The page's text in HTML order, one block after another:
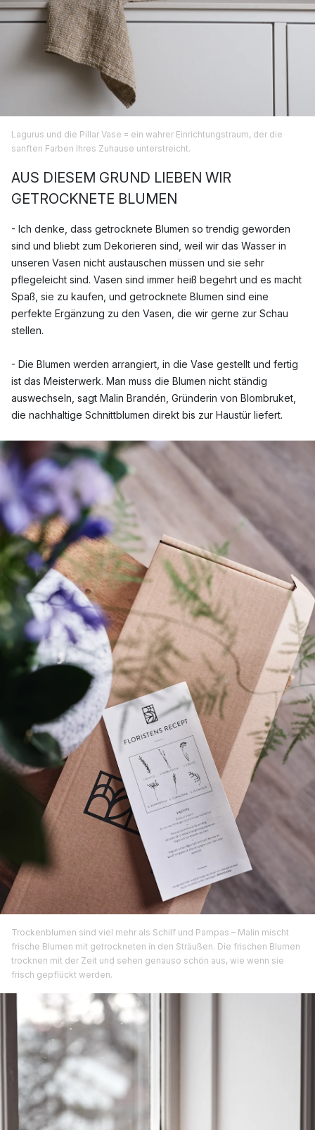
Lagurus und die Pillar Vase = ein wahrer Einrichtungstraum, der die
sanften Farben Ihres Zuhause unterstreicht.
AUS DIESEM GRUND LIEBEN WIR
GETROCKNETE BLUMEN
- Ich denke, dass getrocknete Blumen so trendig geworden
sind und bliebt zum Dekorieren sind, weil wir das Wasser in
unseren Vasen nicht austauschen müssen und sie sehr
pflegeleicht sind. Vasen sind immer heiß begehrt und es macht
Spaß, sie zu kaufen, und getrocknete Blumen sind eine
perfekte Ergänzung zu den Vasen, die wir gerne zur Schau
stellen.
- Die Blumen werden arrangiert, in die Vase gestellt und fertig
ist das Meisterwerk. Man muss die Blumen nicht ständig
auswechseln, sagt Malin Brandén, Gründerin von Blombruket,
die nachhaltige Schnittblumen direkt bis zur Haustür liefert.
Trockenblumen sind viel mehr als Schilf und Pampas – Malin mischt
frische Blumen mit getrockneten in den Sträußen. Die frischen Blumen
trocknen mit der Zeit und sehen genauso schön aus, wie wenn sie
frisch gepflückt werden.